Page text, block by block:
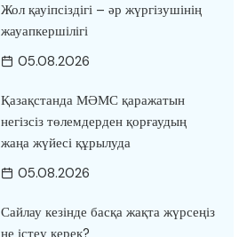
Жол қауіпсіздігі – әр жүргізушінің
жауапкершілігі
05.08.2026
Қазақстанда МӘМС қаражатын
негізсіз төлемдерден қорғаудың
жаңа жүйесі құрылуда
05.08.2026
Сайлау кезінде басқа жақта жүрсеңіз